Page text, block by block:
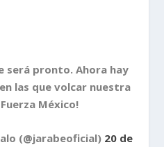
será pronto. Ahora hay
las que volcar nuestra
México!
(@jarabeoficial) 20 de